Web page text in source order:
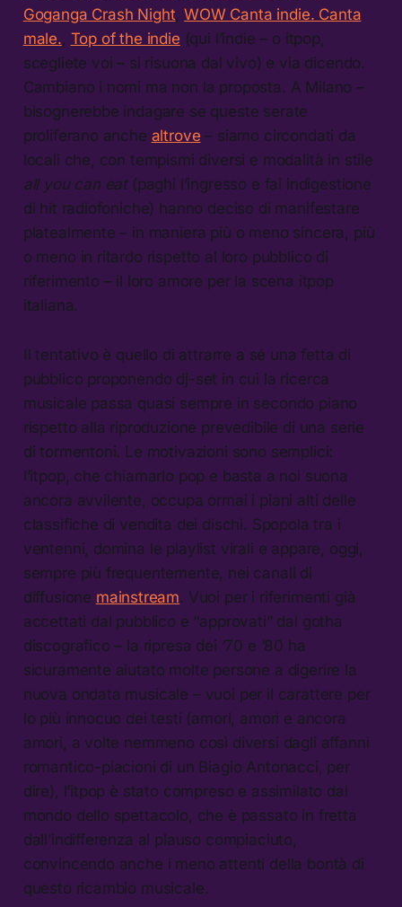
Goganga Crash Night ,WOW Canta indie. Canta
male. Top of the indie (qui l’indie – o itpop,
scegliete voi – si risuona dal vivo) e via dicendo.
Cambiano i nomi ma non la proposta. A Milano –
bisognerebbe indagare se queste serate
proliferano anche altrove – siamo circondati da
locali che, con tempismi diversi e modalità in stile
all you can eat(paghi l’ingresso e fai indigestione
di hit radiofoniche) hanno deciso di manifestare
platealmente – in maniera più o meno sincera, più
o meno in ritardo rispetto al loro pubblico di
riferimento – il loro amore per la scena itpop
italiana.
Il tentativo è quello di attrarre a sé una fetta di
pubblico proponendo dj-set in cui la ricerca
musicale passa quasi sempre in secondo piano
rispetto alla riproduzione prevedibile di una serie
di tormentoni. Le motivazioni sono semplici:
l’itpop, che chiamarlo pop e basta a noi suona
ancora avvilente, occupa ormai i piani alti delle
classifiche di vendita dei dischi. Spopola tra i
ventenni, domina le playlist virali e appare, oggi,
sempre più frequentemente, nei canali di
diffusione mainstream. Vuoi per i riferimenti già
accettati dal pubblico e “approvati” dal gotha
discografico – la ripresa dei ‘70 e ‘80 ha
sicuramente aiutato molte persone a digerire la
nuova ondata musicale – vuoi per il carattere per
lo più innocuo dei testi (amori, amori e ancora
amori, a volte nemmeno così diversi dagli affanni
romantico-piacioni di un Biagio Antonacci, per
dire), l’itpop è stato compreso e assimilato dal
mondo dello spettacolo, che è passato in fretta
dall’indifferenza al plauso compiaciuto,
convincendo anche i meno attenti della bontà di
questo ricambio musicale.